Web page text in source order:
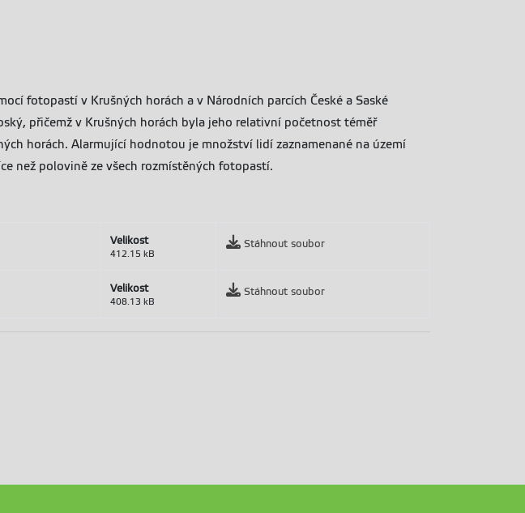
fotopastí v Krušných horách a v Národních parcích České a Saské
přičemž v Krušných horách byla jeho relativní početnost téměř
horách. Alarmující hodnotou je množství lidí zaznamenané na území
než polovině ze všech rozmístěných fotopastí.
Velikost
412.15 kB
Stáhnout soubor
Velikost
408.13 kB
Stáhnout soubor